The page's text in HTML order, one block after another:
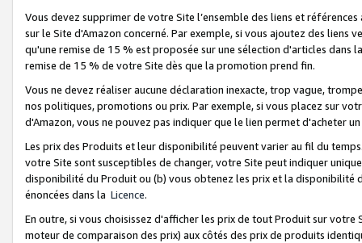
Vous devez supprimer de votre Site l’ensemble des liens et
sur le Site d'Amazon concerné. Par exemple, si vous ajoutez des
qu'une remise de 15 % est proposée sur une sélection d'articles
remise de 15 % de votre Site dès que la promotion prend fin.
Vous ne devez réaliser aucune déclaration inexacte, trop vague,
nos politiques, promotions ou prix. Par exemple, si vous placez sur
d'Amazon, vous ne pouvez pas indiquer que le lien permet d'acheter
Les prix des Produits et leur disponibilité peuvent varier au fil du
votre Site sont susceptibles de changer, votre Site peut indiquer
disponibilité du Produit ou (b) vous obtenez les prix et la disponibilité
énoncées dans la Licence.
En outre, si vous choisissez d'afficher les prix de tout Produit sur
moteur de comparaison des prix) aux côtés des prix de produits